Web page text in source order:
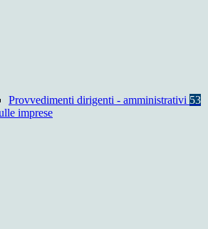
Provvedimenti dirigenti - amministrativi 53
imprese